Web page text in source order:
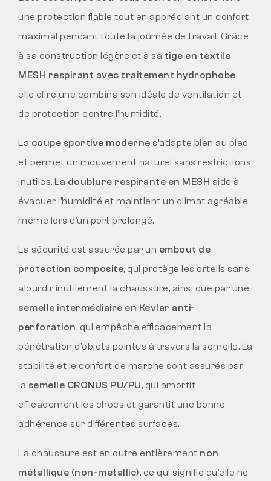
une protection fiable tout en appréciant un confort
maximal pendant toute la journée de travail. Grâce
à sa construction légère et à sa tige en textile
MESH respirant avec traitement hydrophobe,
elle offre une combinaison idéale de ventilation et
de protection contre l’humidité.
La coupe sportive moderne s’adapte bien au pied
et permet un mouvement naturel sans restrictions
inutiles. La doublure respirante en MESH aide à
évacuer l’humidité et maintient un climat agréable
même lors d’un port prolongé.
La sécurité est assurée par un embout de
protection composite, qui protège les orteils sans
alourdir inutilement la chaussure, ainsi que par une
semelle intermédiaire en Kevlar anti-
perforation, qui empêche efficacement la
pénétration d’objets pointus à travers la semelle. La
stabilité et le confort de marche sont assurés par
la semelle CRONUS PU/PU, qui amortit
efficacement les chocs et garantit une bonne
adhérence sur différentes surfaces.
La chaussure est en outre entièrement non
métallique (non-metallic), ce qui signifie qu’elle ne